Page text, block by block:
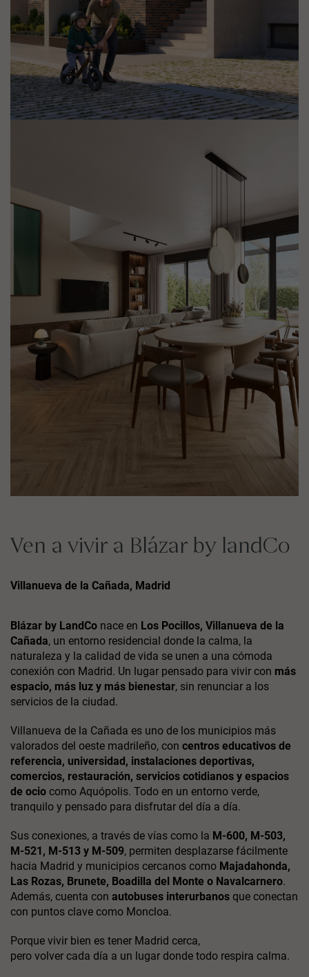
Ven a vivir a Blázar by landCo
Villanueva de la Cañada, Madrid
Blázar by LandCo nace en Los Pocillos, Villanueva de la
Cañada, un entorno residencial donde la calma, la
naturaleza y la calidad de vida se unen a una cómoda
conexión con Madrid. Un lugar pensado para vivir con más
espacio, más luz y más bienestar, sin renunciar a los
servicios de la ciudad.
Villanueva de la Cañada es uno de los municipios más
valorados del oeste madrileño, con centros educativos de
referencia, universidad, instalaciones deportivas,
comercios, restauración, servicios cotidianos y espacios
de ocio como Aquópolis. Todo en un entorno verde,
tranquilo y pensado para disfrutar del día a día.
Sus conexiones, a través de vías como la M-600, M-503,
M-521, M-513 y M-509, permiten desplazarse fácilmente
hacia Madrid y municipios cercanos como Majadahonda,
Las Rozas, Brunete, Boadilla del Monte o Navalcarnero.
Además, cuenta con autobuses interurbanos que conectan
con puntos clave como Moncloa.
Porque vivir bien es tener Madrid cerca,
pero volver cada día a un lugar donde todo respira calma.